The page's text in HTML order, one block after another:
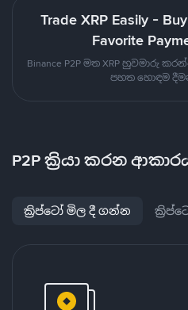
Trade XRP Easily -
Favorite
Binance P2P මත XRP හුවමාරු
පහත හොඳම
P2P ක්‍රියා කරන
ක්‍රිප්ටෝ මිල දී ගන්න